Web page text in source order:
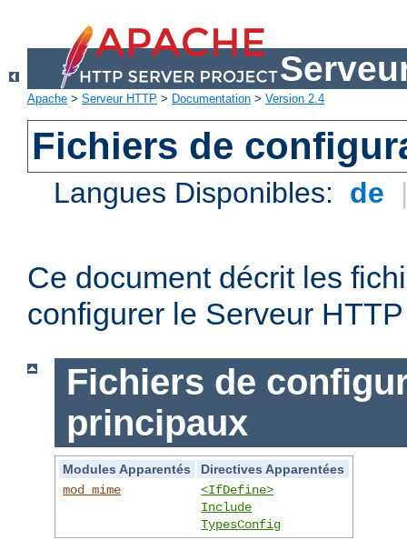
Apache > Serveur HTTP > Documentation > Version 2.4
Fichiers de
Langues Disponibles: de
Ce document décrit les
configurer le Serveur
Fichiers de
principaux
Modules Apparentés
Directives Apparentées
mod_mime
<IfDefine>
Include
TypesConfig